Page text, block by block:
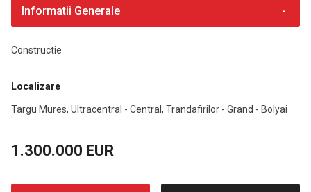
Informatii Generale
Constructie
Localizare
Targu Mures, Ultracentral - Central, Trandafirilor - Grand - Bolyai
1.300.000 EUR